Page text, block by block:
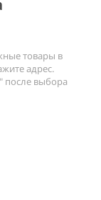
товары в
адрес.
после выбора